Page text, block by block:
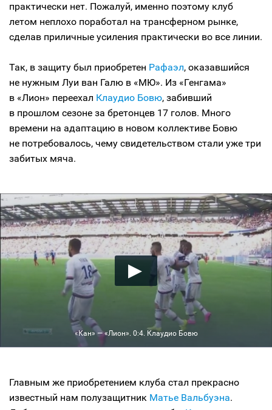
практически нет. Пожалуй, именно поэтому клуб
летом неплохо поработал на трансферном рынке,
сделав приличные усиления практически во все линии.
Так, в защиту был приобретен Рафаэл, оказавшийся
не нужным Луи ван Галю в «МЮ». Из «Генгама»
в «Лион» переехал Клаудио Бовю, забивший
в прошлом сезоне за бретонцев 17 голов. Много
времени на адаптацию в новом коллективе Бовю
не потребовалось, чему свидетельством стали уже три
забитых мяча.
«Кан» — «Лион». 0:4. Клаудио Бовю
Главным же приобретением клуба стал прекрасно
известный нам полузащитник Матье Вальбуэна.